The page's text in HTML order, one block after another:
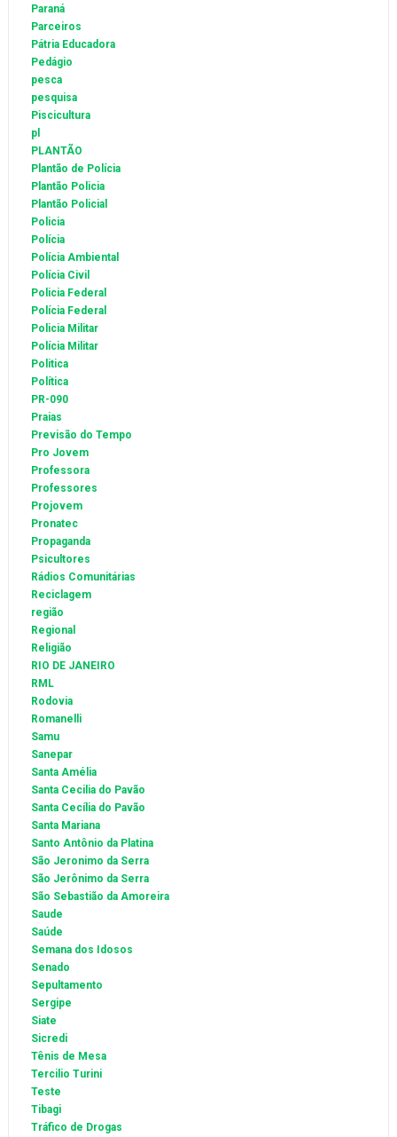
Paraná
Parceiros
Pátria Educadora
Pedágio
pesca
pesquisa
Piscicultura
pl
PLANTÃO
Plantão de Polícia
Plantão Policia
Plantão Policial
Policia
Polícia
Polícia Ambiental
Polícia Civil
Policia Federal
Polícia Federal
Policia Militar
Polícia Militar
Politica
Política
PR-090
Praias
Previsão do Tempo
Pro Jovem
Professora
Professores
Projovem
Pronatec
Propaganda
Psicultores
Rádios Comunitárias
Reciclagem
região
Regional
Religião
RIO DE JANEIRO
RML
Rodovia
Romanelli
Samu
Sanepar
Santa Amélia
Santa Cecilia do Pavão
Santa Cecília do Pavão
Santa Mariana
Santo Antônio da Platina
São Jeronimo da Serra
São Jerônimo da Serra
São Sebastião da Amoreira
Saude
Saúde
Semana dos Idosos
Senado
Sepultamento
Sergipe
Siate
Sicredi
Tênis de Mesa
Tercilio Turini
Teste
Tibagi
Tráfico de Drogas